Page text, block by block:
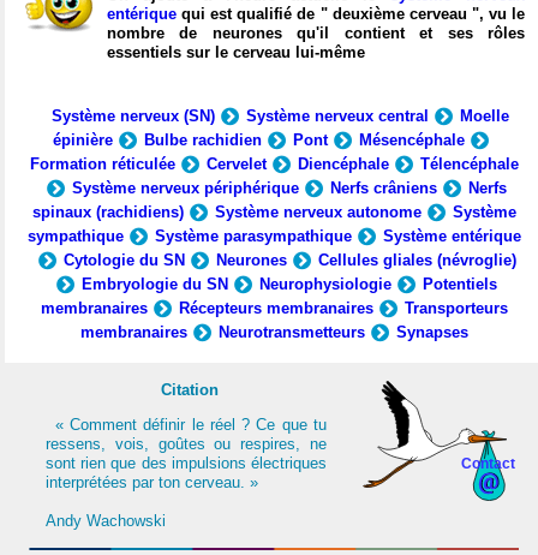
entérique qui est qualifié de " deuxième cerveau ", vu le
nombre de neurones qu'il contient et ses rôles
essentiels sur le cerveau lui-même
Système nerveux (SN) Système nerveux central
Moelle
épinière
Bulbe rachidien Pont
Mésencéphale
Formation réticulée
Cervelet Diencéphale
Télencéphale
Système nerveux périphérique
Nerfs crâniens
Nerfs
spinaux (rachidiens)
Système nerveux autonome
Système
sympathique
Système parasympathique
Système entérique
Cytologie du SN
Neurones
Cellules gliales (névroglie)
Embryologie du SN
Neurophysiologie
Potentiels
membranaires
Récepteurs membranaires
Transporteurs
membranaires
Neurotransmetteurs Synapses
Contact
Citation
« Comment définir le réel ? Ce que tu
ressens, vois, goûtes ou respires, ne
sont rien que des impulsions électriques
interprétées par ton cerveau. »
Andy Wachowski